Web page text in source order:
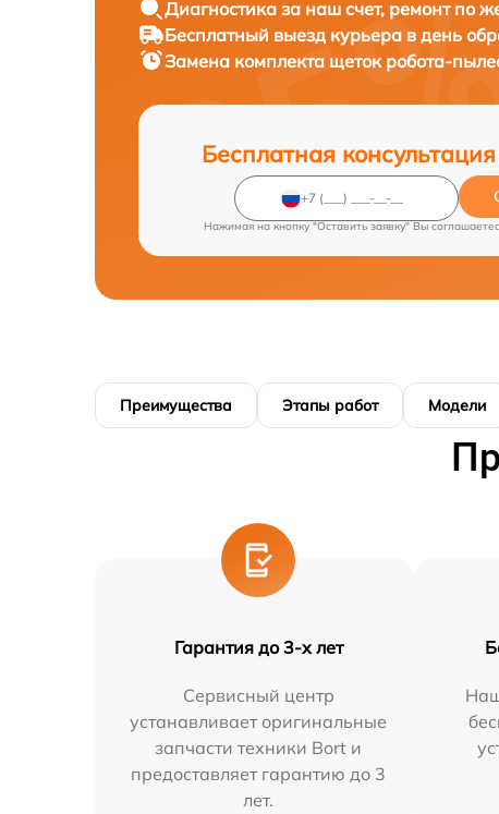
Диагностика за наш счет, ремонт по
Бесплатный выезд курьера в день
Замена комплекта щеток робота-
Бесплатная
Нажимая на кнопку "Оставить заявку" Вы
Преимущества Этапы работ Модели
Гарантия до 3-х лет
Сервисный центр
устанавливает оригинальные
запчасти техники Bort и
предоставляет гарантию до 3
лет.